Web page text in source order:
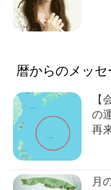
暦からのメッセ
【
の
再
月